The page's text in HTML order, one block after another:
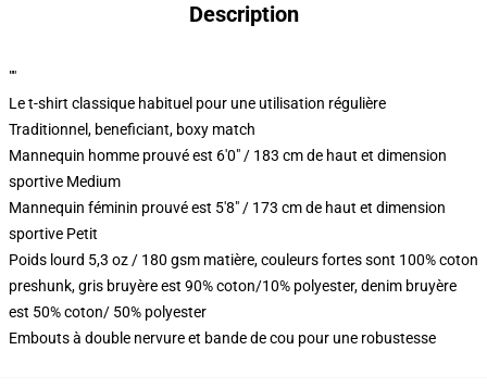
Description
""
Le t-shirt classique habituel pour une utilisation régulière
Traditionnel, beneficiant, boxy match
Mannequin homme prouvé est 6'0" / 183 cm de haut et dimension
sportive Medium
Mannequin féminin prouvé est 5'8" / 173 cm de haut et dimension
sportive Petit
Poids lourd 5,3 oz / 180 gsm matière, couleurs fortes sont 100% coton
preshunk, gris bruyère est 90% coton/10% polyester, denim bruyère
est 50% coton/ 50% polyester
Embouts à double nervure et bande de cou pour une robustesse